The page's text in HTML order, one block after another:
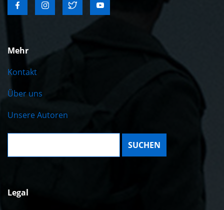
Mehr
Kontakt
Über uns
Unsere Autoren
Suche:
Legal